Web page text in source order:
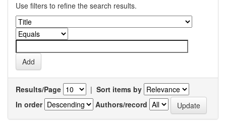
Use filters to refine the search results.
Results/Page | Sort items by
In order
Authors/record